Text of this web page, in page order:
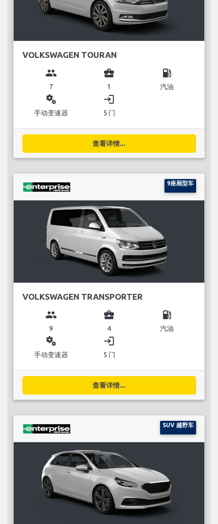
VOLKSWAGEN TOURAN
group
7
business_center
1
local_gas_station
汽油
miscellaneous_services
手动变速器
login
5 门
查看详情...
9座厢型车
VOLKSWAGEN TRANSPORTER
group
9
business_center
4
local_gas_station
汽油
miscellaneous_services
手动变速器
login
5 门
查看详情...
SUV 越野车